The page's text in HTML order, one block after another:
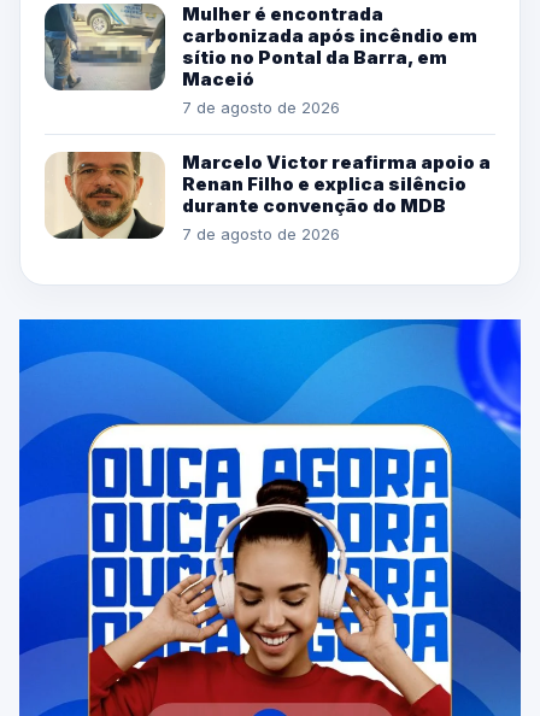
Mulher é encontrada
carbonizada após incêndio em
sítio no Pontal da Barra, em
Maceió
7 de agosto de 2026
Marcelo Victor reafirma apoio a
Renan Filho e explica silêncio
durante convenção do MDB
7 de agosto de 2026